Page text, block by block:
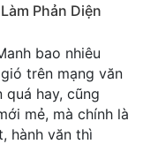
Phản Diện
bao nhiêu
trên mạng văn
quá hay, cũng
mẻ, mà chính là
hành văn thì